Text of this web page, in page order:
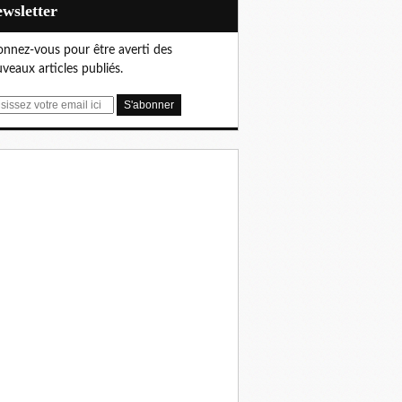
vous pour être averti des
articles publiés.